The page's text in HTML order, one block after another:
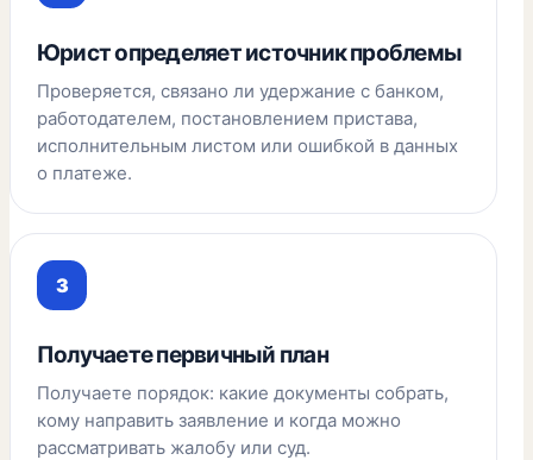
Юрист определяет источник проблемы
Проверяется, связано ли удержание с банком,
работодателем, постановлением пристава,
исполнительным листом или ошибкой в данных
о платеже.
Получаете первичный план
Получаете порядок: какие документы собрать,
кому направить заявление и когда можно
рассматривать жалобу или суд.